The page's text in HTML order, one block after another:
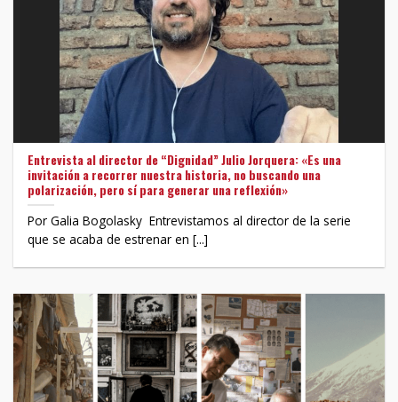
Entrevista al director de “Dignidad” Julio Jorquera: «Es una
invitación a recorrer nuestra historia, no buscando una
polarización, pero sí para generar una reflexión»
Por Galia Bogolasky Entrevistamos al director de la serie
que se acaba de estrenar en [...]